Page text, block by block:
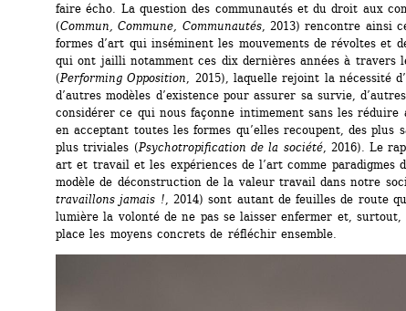
faire écho. La question des communautés et du droit aux
(Commun, Commune, Communautés, 2013) rencontre ainsi
formes d’art qui inséminent les mouvements de révoltes et
qui ont jailli notamment ces dix dernières années à travers
(Performing Opposition, 2015), laquelle rejoint la nécessité
d’autres modèles d’existence pour assurer sa survie,
considérer ce qui nous façonne intimement sans les réduire
en acceptant toutes les formes qu’elles recoupent, des plus
plus triviales (Psychotropification de la société, 2016). Le
art et travail et les expériences de l’art comme paradigmes
modèle de déconstruction de la valeur travail dans notre
travaillons jamais !, 2014) sont autant de feuilles de route
lumière la volonté de ne pas se laisser enfermer et, surtout,
place les moyens concrets de réfléchir ensemble.